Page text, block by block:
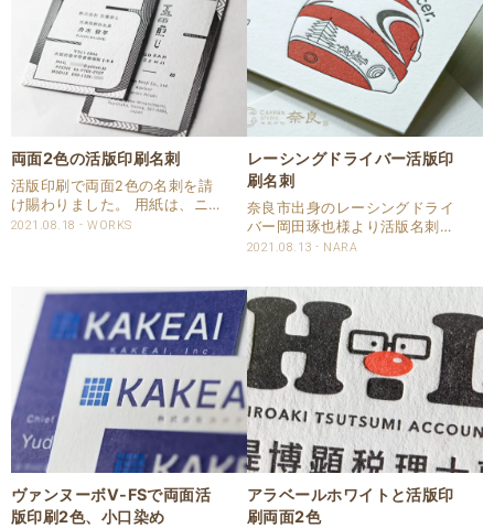
両面2色の活版印刷名刺
活版印刷で両面2色の名刺を請
け賜わりました。 用紙は、ニー
ナコットン スノーホワイトを使
す。 2色印刷は、スミと空押し
で再現しています..
2021.08.18 WORKS
レーシングドライバー活版印
刷名刺
奈良市出身のレーシングドライ
バー岡田琢也様より活版名刺を
請け賜りました。 世界へ飛躍す
在感があり、しっかりと印圧の
入る特Aクッション0.8をお選び
いただきました。 奈良の五重塔
のイラストが入..
2021.08.13 NARA
ヴァンヌーボV-FSで両面活
版印刷2色、小口染め
アラベールホワイトと活版印
刷両面2色